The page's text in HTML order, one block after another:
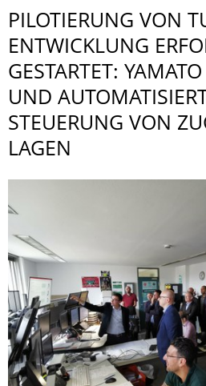
PILOTIERUNG VON
ENTWICKLUNG
GESTARTET:
UND
STEUERUNG VON
LAGEN